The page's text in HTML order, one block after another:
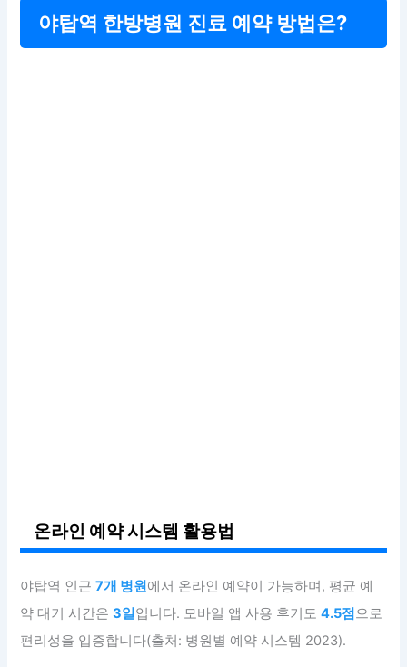
야탑역 한방병원 진료 예약 방법은?
온라인 예약 시스템 활용법
야탑역 인근7개 병원에서 온라인 예약이 가능하며, 평균 예
약 대기 시간은3일입니다. 모바일 앱 사용 후기도4.5점 으로
편리성을 입증합니다(출처: 병원별 예약 시스템 2023).